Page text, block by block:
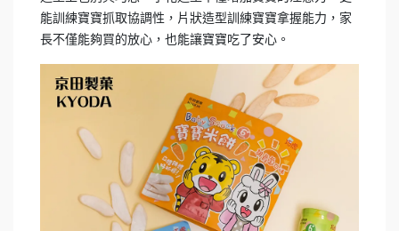
能訓練寶寶抓取協調性，片狀造型訓練寶寶拿握能力，家
長不僅能夠買的放心，也能讓寶寶吃了安心。